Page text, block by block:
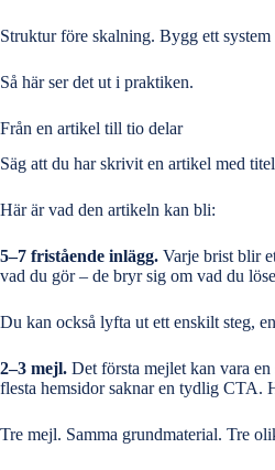
Struktur före skalning. Bygg ett
Så här ser det ut i praktiken.
Från en artikel till tio delar
Säg att du har skrivit en artikel med
Här är vad den artikeln kan bli:
5–7 fristående inlägg. Varje brist blir
vad du gör – de bryr sig om vad du
Du kan också lyfta ut ett enskilt steg,
2–3 mejl. Det första mejlet kan vara
flesta hemsidor saknar en tydlig CTA.
Tre mejl. Samma grundmaterial. Tre